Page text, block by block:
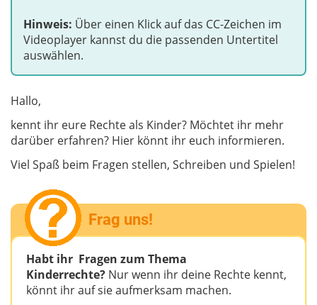
Hinweis: Über einen Klick auf das CC-Zeichen im
Videoplayer kannst du die passenden Untertitel
auswählen.
Hallo,
kennt ihr eure Rechte als Kinder? Möchtet ihr mehr
darüber erfahren? Hier könnt ihr euch informieren.
Viel Spaß beim Fragen stellen, Schreiben und Spielen!
Frag uns!
Habt ihr Fragen zum Thema
Kinderrechte? Nur wenn ihr deine Rechte kennt,
könnt ihr auf sie aufmerksam machen.